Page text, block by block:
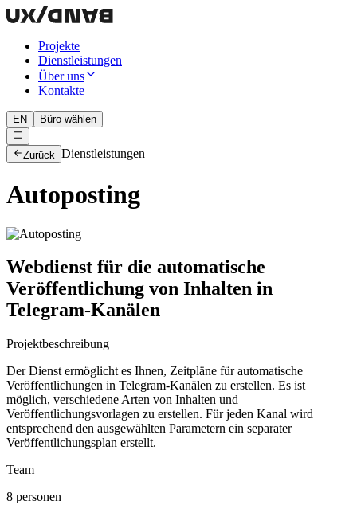
Projekte
Dienstleistungen
Über uns
Kontakte
EN Büro wählen
Zurück Dienstleistungen
Autoposting
Webdienst für die automatische
Veröffentlichung von Inhalten in
Telegram-Kanälen
Projektbeschreibung
Der Dienst ermöglicht es Ihnen, Zeitpläne für automatische
Veröffentlichungen in Telegram-Kanälen zu erstellen. Es ist
möglich, verschiedene Arten von Inhalten und
Veröffentlichungsvorlagen zu erstellen. Für jeden Kanal wird
entsprechend den ausgewählten Parametern ein separater
Veröffentlichungsplan erstellt.
Team
8 personen